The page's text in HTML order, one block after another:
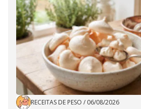
RECEITAS DE PESO / 06/08/2026